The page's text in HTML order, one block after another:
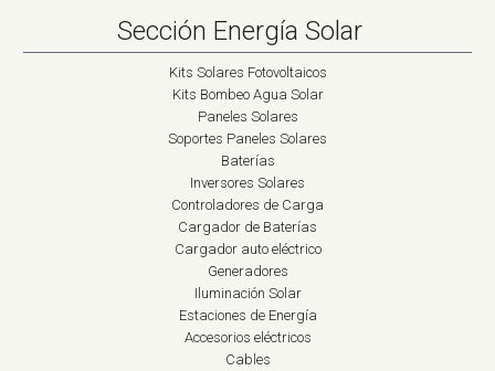
Sección Energía Solar
Kits Solares Fotovoltaicos
Kits Bombeo Agua Solar
Paneles Solares
Soportes Paneles Solares
Baterías
Inversores Solares
Controladores de Carga
Cargador de Baterías
Cargador auto eléctrico
Generadores
Iluminación Solar
Estaciones de Energía
Accesorios eléctricos
Cables